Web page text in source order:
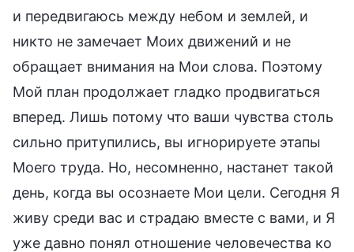
и передвигаюсь между небом и землей, и
никто не замечает Моих движений и не
обращает внимания на Мои слова. Поэтому
Мой план продолжает гладко продвигаться
вперед. Лишь потому что ваши чувства столь
сильно притупились, вы игнорируете этапы
Моего труда. Но, несомненно, настанет такой
день, когда вы осознаете Мои цели. Сегодня Я
живу среди вас и страдаю вместе с вами, и Я
уже давно понял отношение человечества ко